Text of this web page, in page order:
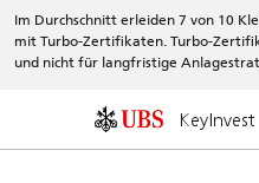
Im Durchschnitt erleiden 7 von 10
mit Turbo-Zertifikaten. Turbo-
und nicht für langfristige
KeyInvest